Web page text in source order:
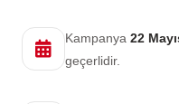
Kampanya 22
geçerlidir.